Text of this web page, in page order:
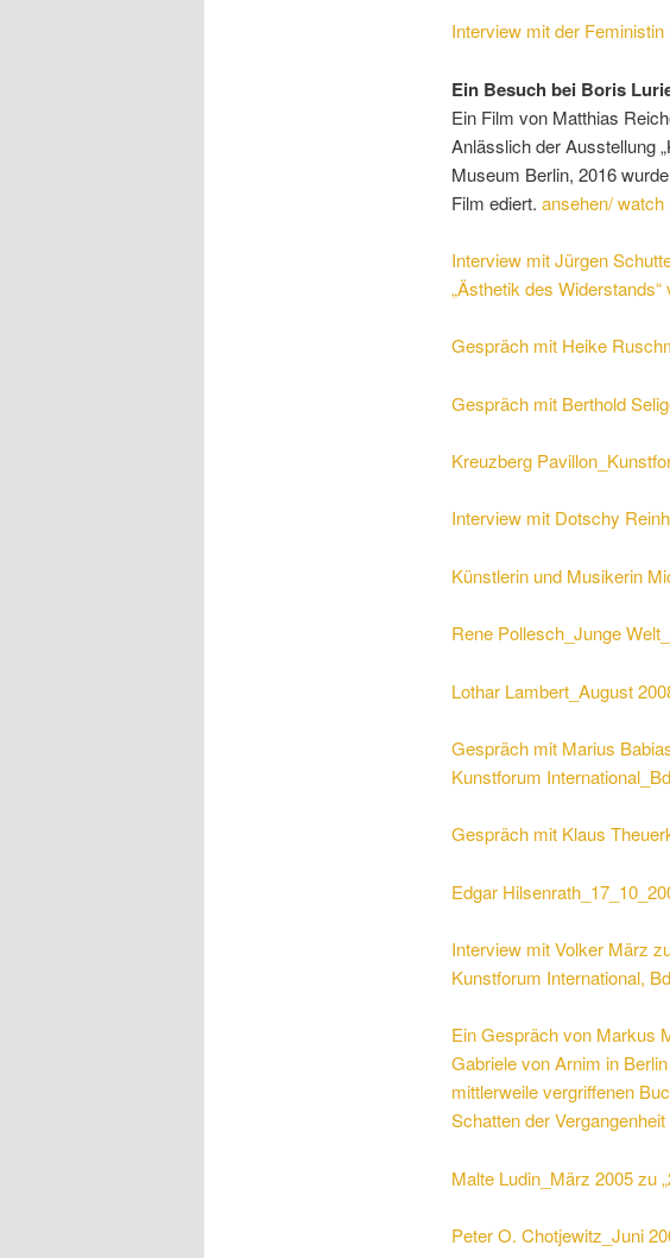
Interview mit der
Ein Besuch bei Boris
Ein Film von Matthias
Anlässlich der Ausstellung
Museum Berlin, 2016
Film ediert. ansehen/ watch
Interview mit Jürgen
„Ästhetik des
Gespräch mit Heike
Gespräch mit Berthold
Kreuzberg
Interview mit Dotschy
Künstlerin und Musikerin
Rene Pollesch_Junge
Lothar Lambert_August
Gespräch mit Marius
Kunstforum
Gespräch mit Klaus
Edgar
Interview mit Volker März
Kunstforum International,
Ein Gespräch von Markus
Gabriele von Arnim in
mittlerweile vergriffenen
Schatten der Vergangenheit
Malte Ludin_März 2005 zu
Peter O. Chotjewitz_Juni